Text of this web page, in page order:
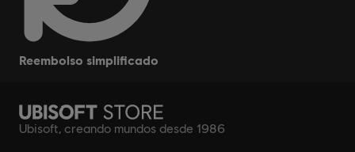
reembolso simplificado
Ubisoft, creando mundos desde 1986